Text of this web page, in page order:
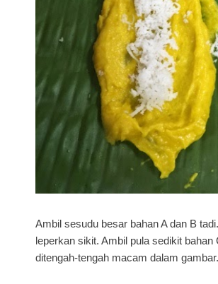
Ambil sesudu besar bahan A dan B
leperkan sikit. Ambil pula sedikit bahan
ditengah-tengah macam dalam gambar.